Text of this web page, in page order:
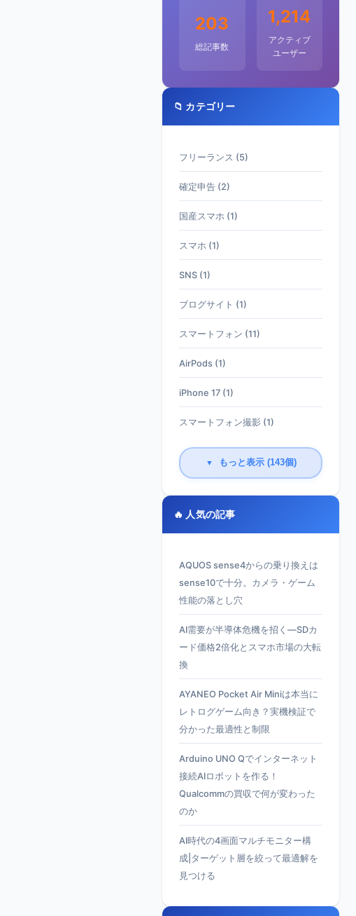
203
総記事数
1,214
アクティブ
ユーザー
📁 カテゴリー
フリーランス (5)
確定申告 (2)
国産スマホ (1)
スマホ (1)
SNS (1)
ブログサイト (1)
スマートフォン (11)
AirPods (1)
iPhone 17 (1)
スマートフォン撮影 (1)
▼ もっと表示 (143個)
🔥 人気の記事
AQUOS sense4からの乗り換えは
sense10で十分。カメラ・ゲーム
性能の落とし穴
AI需要が半導体危機を招く—SDカ
ード価格2倍化とスマホ市場の大転
換
AYANEO Pocket Air Miniは本当に
レトログゲーム向き？実機検証で
分かった最適性と制限
Arduino UNO Qでインターネット
接続AIロボットを作る！
Qualcommの買収で何が変わった
のか
AI時代の4画面マルチモニター構
成|ターゲット層を絞って最適解を
見つける